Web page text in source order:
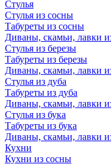
Стулья
Стулья из сосны
Табуреты из сосны
Диваны, скамьи, лавки
Стулья из березы
Табуреты из березы
Диваны, скамьи, лавки
Стулья из дуба
Табуреты из дуба
Диваны, скамьи, лавки
Стулья из бука
Табуреты из бука
Диваны, скамьи, лавки
Кухни
Кухни из сосны